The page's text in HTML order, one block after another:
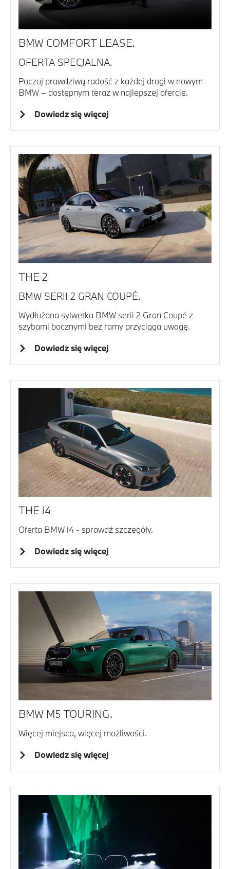
BMW COMFORT LEASE.
OFERTA SPECJALNA.
Poczuj prawdziwą radość z każdej drogi w nowym
BMW – dostępnym teraz w najlepszej ofercie.
Dowiedz się więcej
THE 2
BMW SERII 2 GRAN COUPÉ.
Wydłużona sylwetka BMW serii 2 Gran Coupé z
szybami bocznymi bez ramy przyciąga uwagę.
Dowiedz się więcej
THE i4
Oferta BMW i4 - sprawdź szczegóły.
Dowiedz się więcej
BMW M5 TOURING.
Więcej miejsca, więcej możliwości.
Dowiedz się więcej